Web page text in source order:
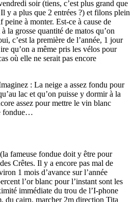
soir (tiens, c’est plus grand que
a plus que 2 entrées ?) et filons plein
à monter. Est-ce à cause de
la grosse quantité de matos qu’on
c’est la première de l’année, 1 jour
qu’on a même pris les vélos pour
où elle ne serait pas encore
: La neige a assez fondu pour
lac et qu’on puisse y dormir à la
assez pour mettre le vin blanc
fondue…
fameuse fondue doit y être pour
Crêtes. Il y a encore pas mal de
1 mois d’avance sur l’année
l’or blanc pour l’instant sont les
immédiate du trou de l’I-phone
du cairn, marcher 2m direction Tita